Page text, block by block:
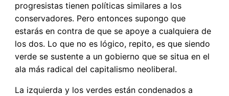
progresistas tienen políticas similares a los
conservadores. Pero entonces supongo que
estarás en contra de que se apoye a cualquiera de
los dos. Lo que no es lógico, repito, es que siendo
verde se sustente a un gobierno que se situa en el
ala más radical del capitalismo neoliberal.
La izquierda y los verdes están condenados a